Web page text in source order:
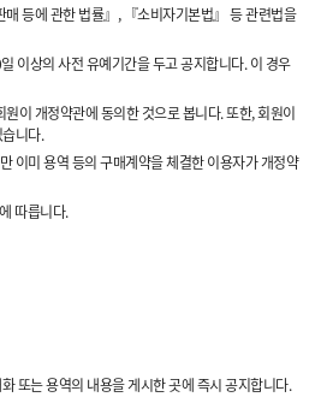
등에 관한 법률』, 『소비자기본법』 등 관련법을
이상의 사전 유예기간을 두고 공지합니다. 이 경우
이 개정약관에 동의한 것으로 봅니다. 또한, 회원이
니다.
이미 용역 등의 구매계약을 체결한 이용자가 개정약
따릅니다.
또는 용역의 내용을 게시한 곳에 즉시 공지합니다.